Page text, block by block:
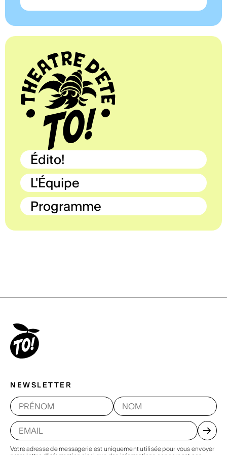
Édito!
L'Équipe
Programme
NEWSLETTER
Votre adresse de messagerie est uniquement utilisée pour vous envoyer